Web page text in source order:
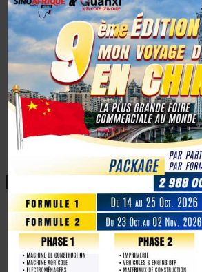
La Chine fête les 80 ans de la
Japon
septembre 3, 2025 Share